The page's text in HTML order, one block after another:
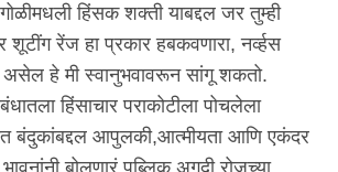
हिंसक शक्ती याबद्दल जर तुम्ही
रेंज हा प्रकार हबकवणारा, नर्व्हस
असेल हे मी स्वानुभवावरून सांगू शकतो.
हिंसाचार पराकोटीला पोचलेला
बंदुकांबद्दल आपुलकी,आत्मीयता आणि एकंदर
बोलणारं पब्लिक अगदी रोजच्या